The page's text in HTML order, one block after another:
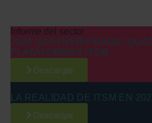
Informe del sector
2026 GARTNER® MAGIC
PLATAFORMAS ITSM
Descargar
LA REALIDAD DE ITSM EN
Descargar